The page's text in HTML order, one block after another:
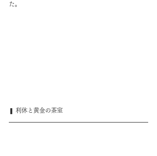
た。
❚ 利休と黄金の茶室